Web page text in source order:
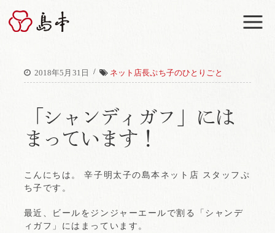
2018年5月31日 / ネット店長ぷち子のひとりごと
「シャンディガフ」には
まっています！
こんにちは。 辛子明太子の島本ネット店 スタッフぷ
ち子です。
最近、ビールをジンジャーエールで割る「シャンデ
ィガフ」にはまっています。